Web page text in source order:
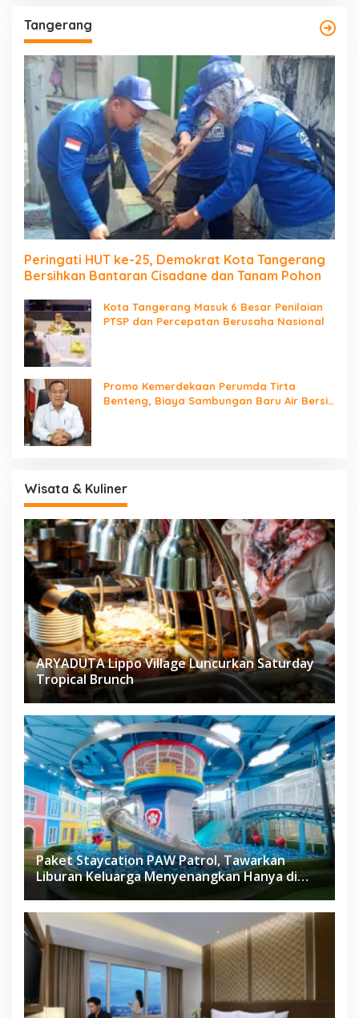
Tangerang
Peringati HUT ke-25, Demokrat Kota Tangerang
Bersihkan Bantaran Cisadane dan Tanam Pohon
Kota Tangerang Masuk 6 Besar Penilaian
PTSP dan Percepatan Berusaha Nasional
Promo Kemerdekaan Perumda Tirta
Benteng, Biaya Sambungan Baru Air Bersih
Wisata & Kuliner
ARYADUTA Lippo Village Luncurkan Saturday
Tropical Brunch
Paket Staycation PAW Patrol, Tawarkan
Liburan Keluarga Menyenangkan Hanya di
Herloom Hotel BSD